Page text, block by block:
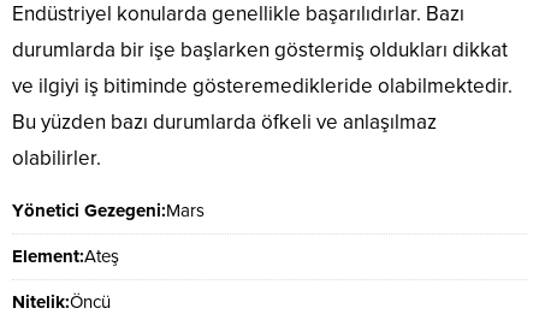
Endüstriyel konularda genellikle başarılıdırlar. Bazı
durumlarda bir işe başlarken göstermiş oldukları dikkat
ve ilgiyi iş bitiminde gösteremedikleride olabilmektedir.
Bu yüzden bazı durumlarda öfkeli ve anlaşılmaz
olabilirler.
Yönetici Gezegeni:Mars
Element:Ateş
Nitelik:Öncü